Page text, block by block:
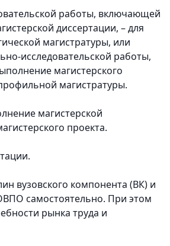
работы, включающей
диссертации, – для
магистратуры, или
исследовательской работы,
магистерского
магистратуры.
магистерской
проекта.
вузовского компонента (ВК) и
самостоятельно. При этом
рынка труда и